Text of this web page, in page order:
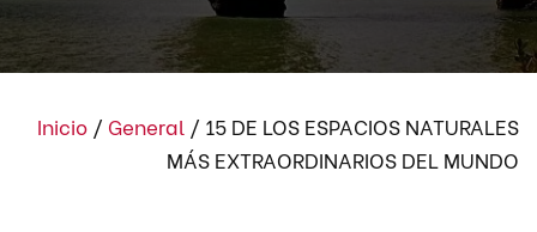
Inicio / General / 15 DE LOS ESPACIOS NATURALES
MÁS EXTRAORDINARIOS DEL MUNDO